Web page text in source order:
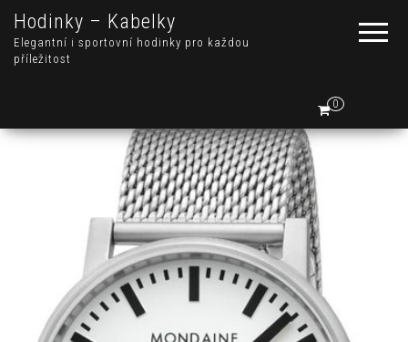
Hodinky – Kabelky
Elegantní i sportovní hodinky pro každou
příležitost
0